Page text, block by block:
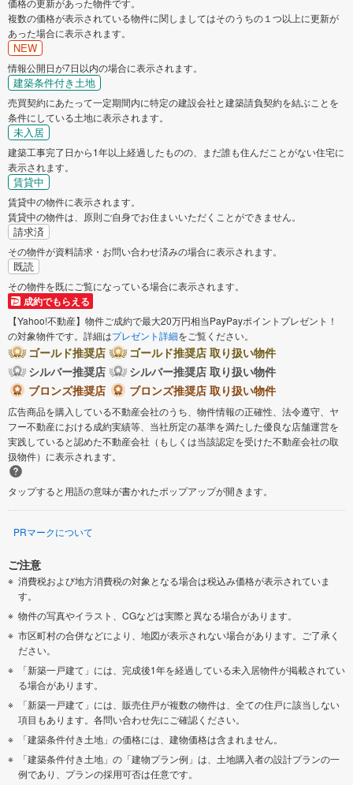
複数の価格が表示されている物件に関しましてはそのうちの１つ以上に更新が
あった場合に表示されます。
NEW
情報公開日が7日以内の場合に表示されます。
建築条件付き土地
売買契約にあたって一定期間内に特定の建設会社と建築請負契約を結ぶことを
条件にしている土地に表示されます。
未入居
建築工事完了日から1年以上経過したものの、まだ誰も住んだことがない住宅に
表示されます。
賃貸中
賃貸中の物件に表示されます。
賃貸中の物件は、原則ご自身でお住まいいただくことができません。
請求済
その物件が資料請求・お問い合わせ済みの場合に表示されます。
既読
その物件を既にご覧になっている場合に表示されます。
成約でもらえる
【Yahoo!不動産】物件ご成約で最大20万円相当PayPayポイントプレゼント！
の対象物件です。詳細はプレゼント詳細をご覧ください。
ゴールド推奨店
ゴールド推奨店 取り扱い物件
シルバー推奨店
シルバー推奨店 取り扱い物件
ブロンズ推奨店
ブロンズ推奨店 取り扱い物件
広告商品を購入している不動産会社のうち、物件情報の正確性、法令遵守、ヤ
フー不動産における成約実績等、当社所定の基準を満たした優良な店舗運営を
実践していると認めた不動産会社（もしくは当該認定を受けた不動産会社の取
扱物件）に表示されます。
タップすると用語の意味が書かれたポップアップが開きます。
PRマークについて
ご注意
消費税および地方消費税の対象となる場合は税込み価格が表示されていま
す。
物件の写真やイラスト、CGなどは実際と異なる場合があります。
市区町村の合併などにより、地図が表示されない場合があります。ご了承く
ださい。
「新築一戸建て」には、完成後1年を経過している未入居物件が掲載されてい
る場合があります。
「新築一戸建て」には、販売住戸が複数の物件は、全ての住戸に該当しない
項目もあります。各問い合わせ先にご確認ください。
「建築条件付き土地」の価格には、建物価格は含まれません。
「建築条件付き土地」の「建物プラン例」は、土地購入者の設計プランの一
例であり、プランの採用可否は任意です。